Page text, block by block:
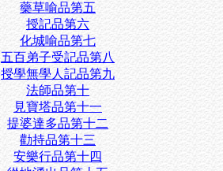
藥草喻品第五
授記品第六
化城喻品第七
五百弟子受記品第八
授學無學人記品第九
法師品第十
見寶塔品第十一
提婆達多品第十二
勸持品第十三
安樂行品第十四